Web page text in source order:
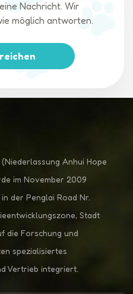
ist, lassen Sie den
Walmart
Händler (Bass
Bedarfsartikel
könnte für Walmart wie
und die Einhaltung der
Hundebuggy bei Walmart,
Hunde bei Target erlaubt,
sind Hunde bei Home
erlaubt.🐾 Kennst du
Nachricht. Wir
möglich antworten.
Anhui Hope
im November 2009
der Penglai Road Nr.
Stadt
die Forschung und
spezialisiertes
Vertrieb integriert.